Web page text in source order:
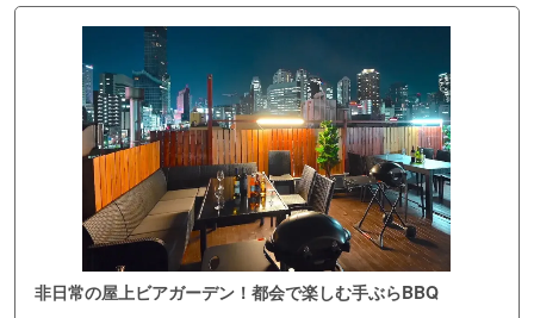
非日常の屋上ビアガーデン！都会で楽しむ手ぶらBBQ